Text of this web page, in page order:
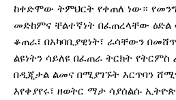
ከቀድሞው ትምህርት የቀጠለ ነው።
መድከምና ቸልተኛነት በፈጠረላቸው ዕድል
ቆጠራ፣ በአካባቢያዊነት፣ ራሳቸውን
ልዩነትን ሳይለዩ በፈጠራ ትርክት
በዲጂታል ልመና በሚያገኙት እርጥባን
እየቀያየሩ፣ ዘወትር ማታ ሳያሰልሱ